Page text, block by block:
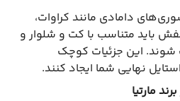
دامادی مانند کراوات،
باید متناسب با کت و شلوار و
این جزئیات کوچک
نهایی شما ایجاد کنند.
مارتیا